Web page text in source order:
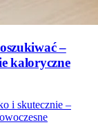
–
kaloryczne
i skutecznie –